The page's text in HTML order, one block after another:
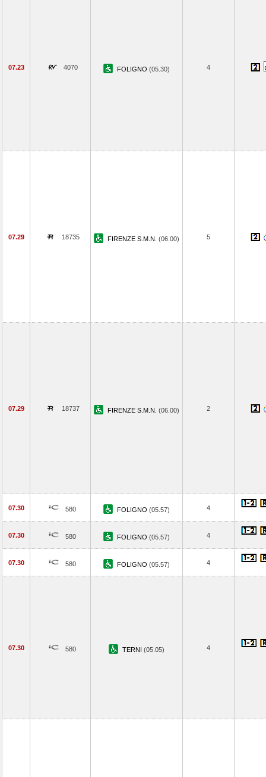
07.23 4070 FOLIGNO (05.30) 4
07.29 18735 FIRENZE S.M.N. (06.00) 5
07.29 18737 FIRENZE S.M.N. (06.00) 2
07.30 580 FOLIGNO (05.57) 4
07.30 580 FOLIGNO (05.57) 4
07.30 580 FOLIGNO (05.57) 4
07.30 580 TERNI (05.05) 4